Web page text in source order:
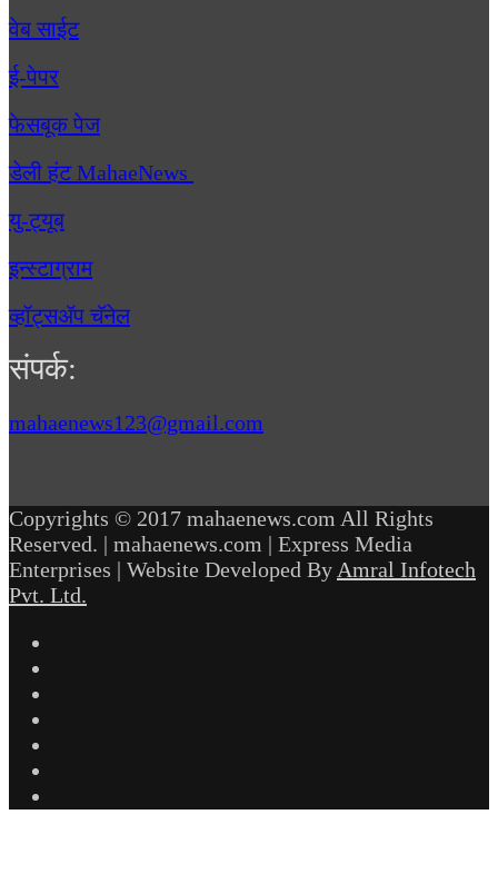
वेब साईट
ई-पेपर
फेसबूक पेज
डेली हंट MahaeNews
यु-ट्यूब
इन्स्टाग्राम
व्हॉट्सॲप चॅनेल
संपर्क:
mahaenews123@gmail.com
Copyrights © 2017 mahaenews.com All Rights
Reserved. | mahaenews.com | Express Media
Enterprises | Website Developed By Amral Infotech
Pvt. Ltd.